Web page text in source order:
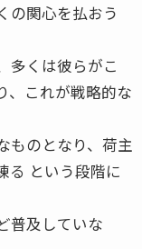
の関心を払おう
多くは彼らがこ
、これが戦略的な
ものとなり、荷主
る という段階に
普及していな